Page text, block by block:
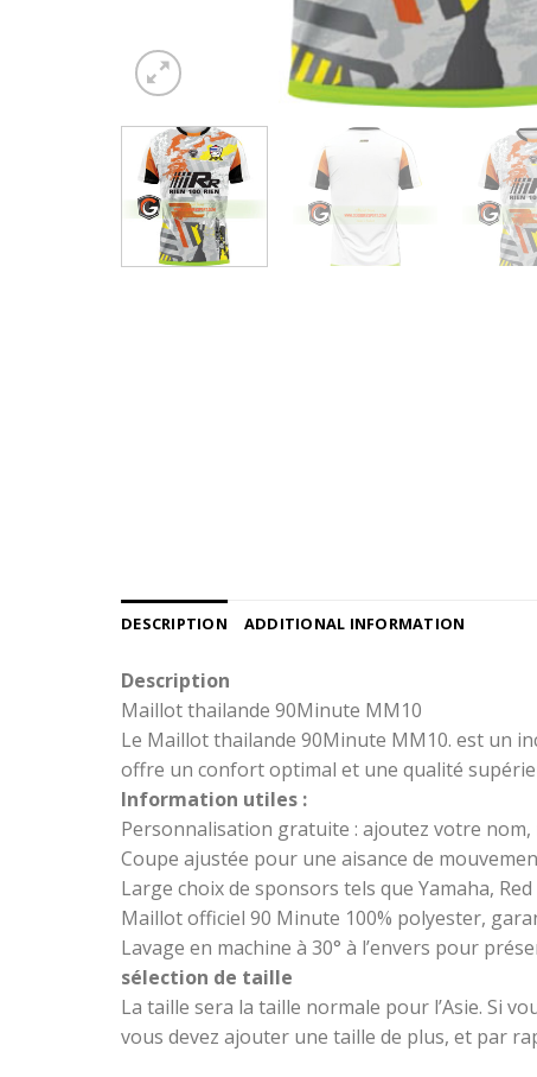
DESCRIPTION ADDITIONAL INFORMATION
Description
Maillot thailande 90Minute MM10
Le Maillot thailande 90Minute MM10. est un
offre un confort optimal et une qualité
Information utiles :
Personnalisation gratuite : ajoutez votre
Coupe ajustée pour une aisance de
Large choix de sponsors tels que Yamaha, Red
Maillot officiel 90 Minute 100% polyester,
Lavage en machine à 30° à l’envers pour
sélection de taille
La taille sera la taille normale pour l’Asie. Si
vous devez ajouter une taille de plus, et par